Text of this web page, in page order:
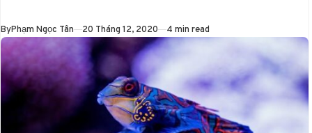
ByPhạm Ngọc Tân Published
20 Tháng 12, 2020 4 min read